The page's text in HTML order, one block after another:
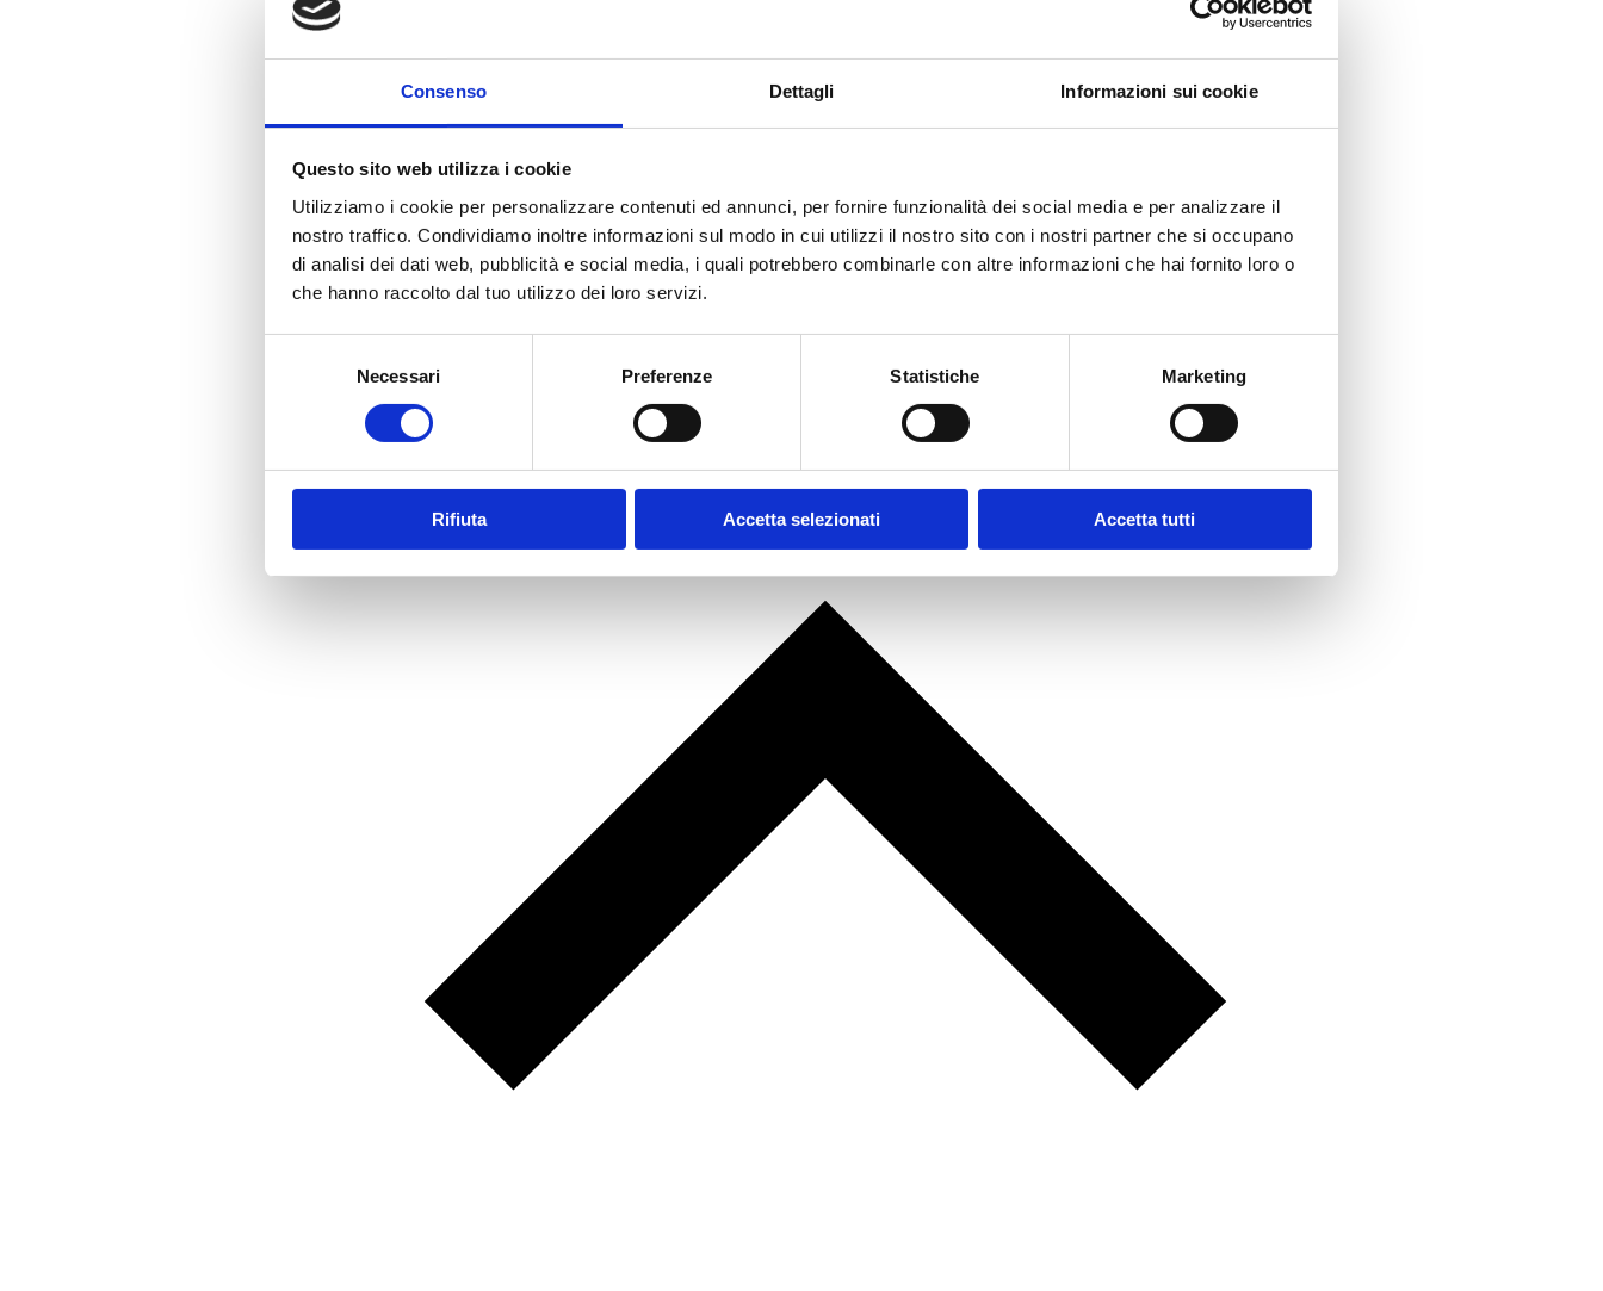
Consenso Dettagli Informazioni sui cookie
Questo sito web utilizza i cookie
Utilizziamo i cookie per personalizzare contenuti ed annunci, per fornire funzionalità dei social media e per analizzare il
nostro traffico. Condividiamo inoltre informazioni sul modo in cui utilizzi il nostro sito con i nostri partner che si occupano
di analisi dei dati web, pubblicità e social media, i quali potrebbero combinarle con altre informazioni che hai fornito loro o
che hanno raccolto dal tuo utilizzo dei loro servizi.
Necessari Preferenze Statistiche Marketing
Rifiuta Accetta selezionati Accetta tutti